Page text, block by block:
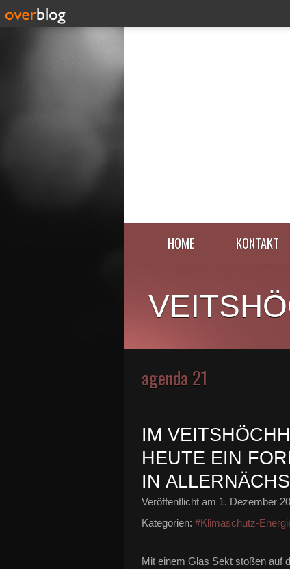
HOME KONTAKT
agenda 21
IM
HEUTE EIN
IN
Veröffentlicht am 1. Dezember
Kategorien: #Klimaschutz-
Mit einem Glas Sekt stoßen auf